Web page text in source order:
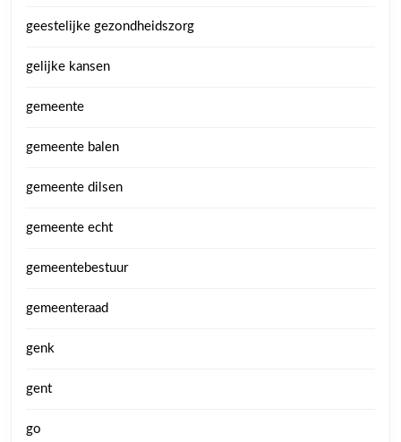
geestelijke gezondheidszorg
gelijke kansen
gemeente
gemeente balen
gemeente dilsen
gemeente echt
gemeentebestuur
gemeenteraad
genk
gent
go